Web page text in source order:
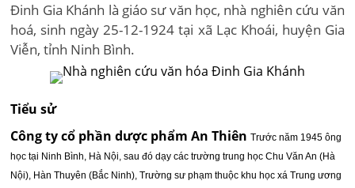
Đinh Gia Khánh là giáo sư văn học, nhà nghiên cứu văn
hoá, sinh ngày 25-12-1924 tại xã Lạc Khoái, huyện Gia
Viễn, tỉnh Ninh Bình.
Tiểu sử
Công ty cổ phần dược phẩm An ThiênTrước năm 1945 ông
học tại Ninh Bình, Hà Nội, sau đó dạy các trường trung học Chu Văn An (Hà
Nội), Hàn Thuyên (Bắc Ninh), Trường sư phạm thuộc khu học xá Trung ương